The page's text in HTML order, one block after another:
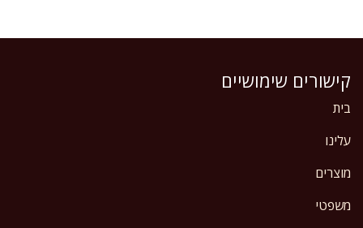
קישורים שימושיים
בית
עלינו
מוצרים
משפטי